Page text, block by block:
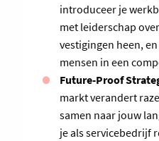
introduceer je
met leiderschap
vestigingen heen,
mensen in een
Future-Proof
markt verandert
samen naar jouw
je als servicebedrijf